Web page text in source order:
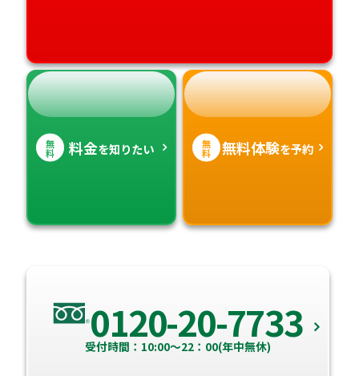
無
料 料金を知りたい 無
料 無料体験を予約
0120-20-7733
受付時間：10:00～22：00(年中無休)